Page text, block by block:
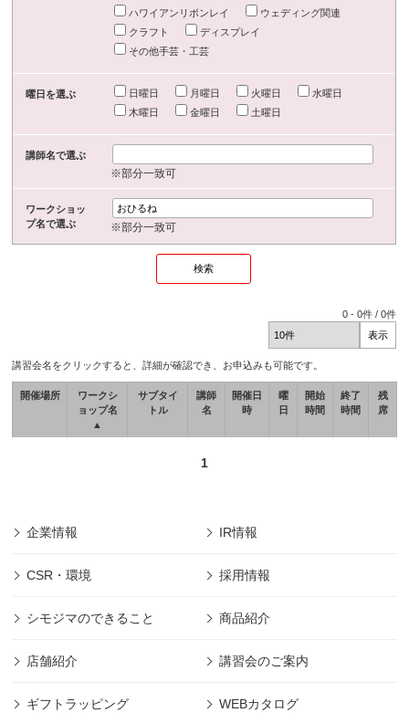
ハワイアンリボンレイ
ウェディング関連
クラフト
ディスプレイ
その他手芸・工芸
曜日を選ぶ 日曜日 月曜日 火曜日
水曜日
木曜日
金曜日 土曜日
講師名で選ぶ
※部分一致可
ワークショッ
プ名で選ぶ
※部分一致可
0 -0件 /0件
講習会名をクリックすると、詳細が確認でき、お申込みも可能です。
開催場所
ワークシ
ョップ名
▲
サブタイ
トル
講師
名
開催日
時
曜
日
開始
時間
終了
時間
残
席
1
企業情報 IR情報
CSR・環境 採用情報
シモジマのできること 商品紹介
店舗紹介 講習会のご案内
ギフトラッピング WEBカタログ